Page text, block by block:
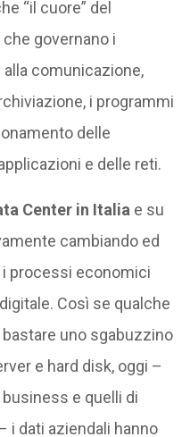
“il cuore” del
governano i
comunicazione,
i programmi
delle
e delle reti.
Center in Italia e su
cambiando ed
processi economici
Così se qualche
bastare uno sgabuzzino
e hard disk, oggi –
e quelli di
i dati aziendali hanno